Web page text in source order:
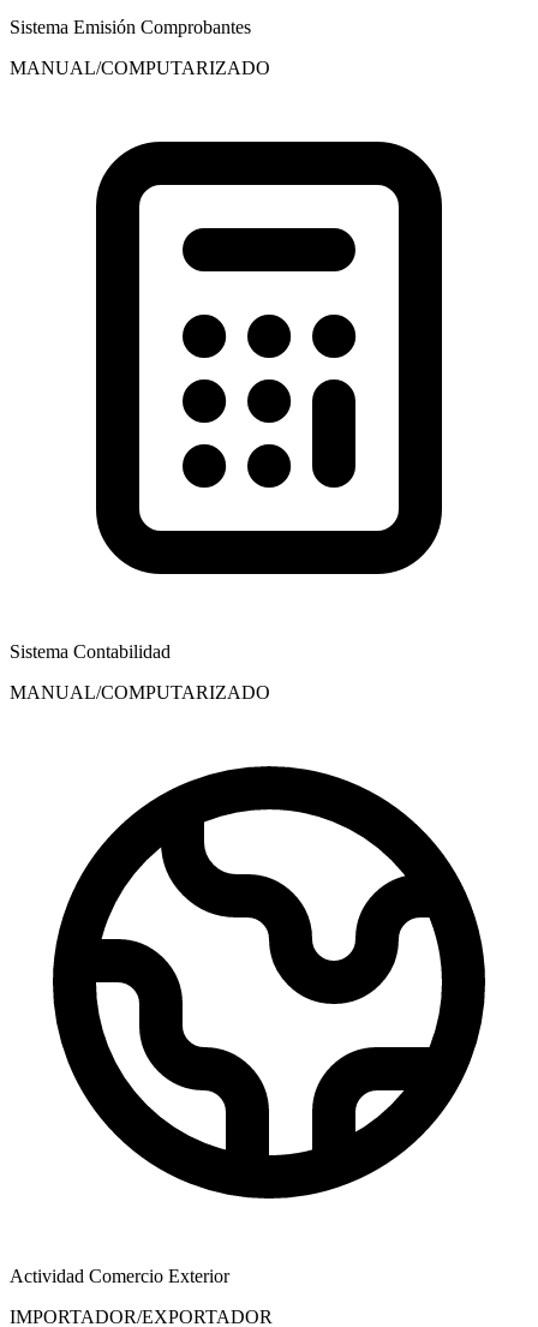
Sistema Emisión Comprobantes
MANUAL/COMPUTARIZADO
Sistema Contabilidad
MANUAL/COMPUTARIZADO
Actividad Comercio Exterior
IMPORTADOR/EXPORTADOR